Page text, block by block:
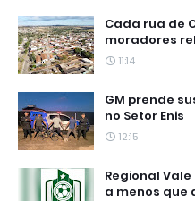
Cada rua de
moradores
11:14
GM prende
no Setor Enis
12:15
Regional
a menos que